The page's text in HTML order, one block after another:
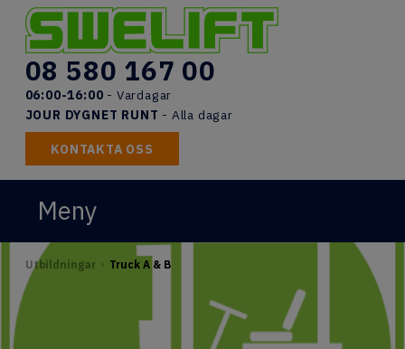
content
08 580 167 00
06:00-16:00 - Vardagar
JOUR DYGNET RUNT - Alla dagar
KONTAKTA OSS
Meny
START
UTBILDNINGAR
Utbildningar > Truck A & B